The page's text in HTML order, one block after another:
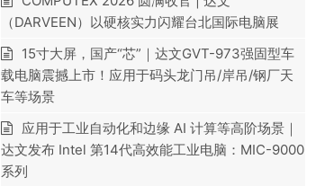
（DARVEEN）以硬核实力闪耀台北国际电脑展
15寸大屏，国产“芯”｜达文GVT-973强固型车
载电脑震撼上市！应用于码头龙门吊/岸吊/钢厂天
车等场景
应用于工业自动化和边缘 AI 计算等高阶场景｜
达文发布 Intel 第14代高效能工业电脑：MIC-9000
系列